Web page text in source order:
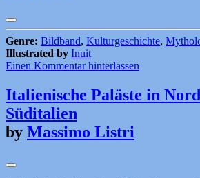
Genre: Bildband, Kulturgeschichte,
Illustrated by Inuit
Einen Kommentar hinterlassen
Italienische Paläste in
Süditalien
by Massimo Listri